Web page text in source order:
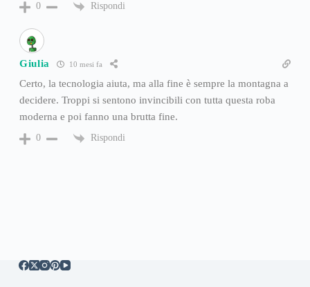
0 Rispondi
Giulia 10 mesi fa
Certo, la tecnologia aiuta, ma alla fine è sempre la montagna a
decidere. Troppi si sentono invincibili con tutta questa roba
moderna e poi fanno una brutta fine.
0 Rispondi